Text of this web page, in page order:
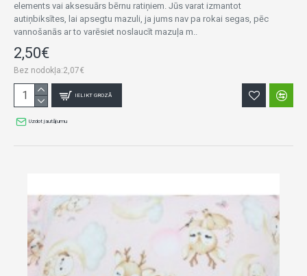
elements vai aksesuārs bērnu ratiņiem. Jūs varat izmantot
autiņbiksītes, lai apsegtu mazuli, ja jums nav pa rokai segas, pēc
vannošanās ar to varēsiet noslaucīt mazuļa m..
2,50€
Bez nodokļa:2,07€
IELIKT GROZĀ
Uzdot jautājumu